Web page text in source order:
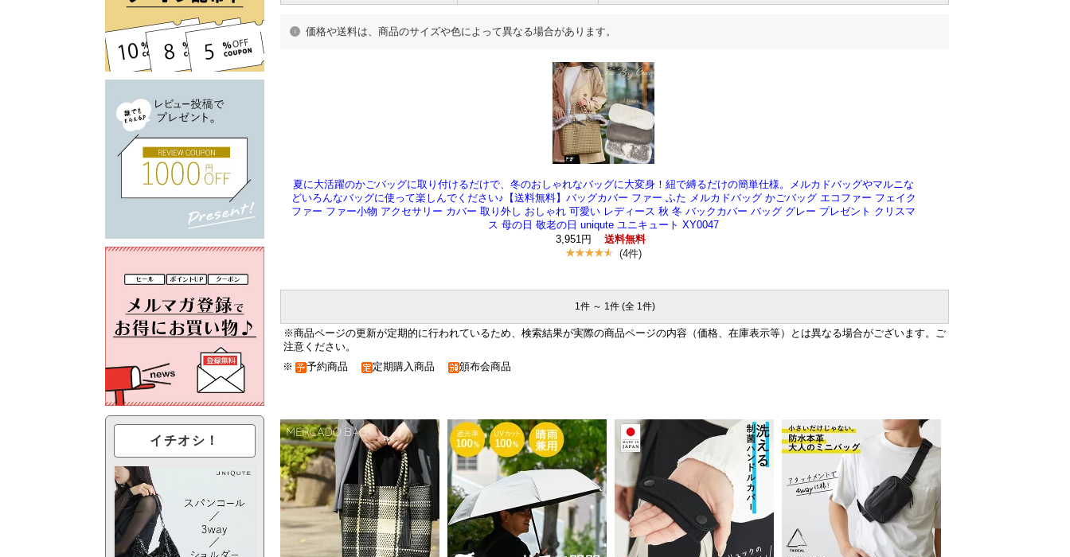
イチオシ！
価格や送料は、商品のサイズや色によって異なる場合があります。
夏に大活躍のかごバッグに取り付けるだけで、冬のおしゃれなバッグに大変身！紐で縛るだけの簡単仕様。メルカドバッグやマルニな
どいろんなバッグに使って楽しんでください♪【送料無料】バッグカバー ファー ふた メルカドバッグ かごバッグ エコファー フェイク
ファー ファー小物 アクセサリー カバー 取り外し おしゃれ 可愛い レディース 秋 冬 バックカバー バッグ グレー プレゼント クリスマ
ス 母の日 敬老の日 uniqute ユニキュート XY0047
3,951円
送料無料
(4件)
1件 ～ 1件 (全 1件)
※商品ページの更新が定期的に行われているため、検索結果が実際の商品ページの内容（価格、在庫表示等）とは異なる場合がございます。ご
注意ください。
※
予約商品 定期購入商品 頒布会商品